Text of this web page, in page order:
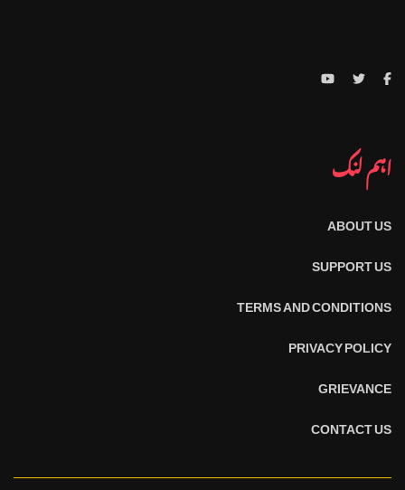
اہم لنک
ABOUT US
SUPPORT US
TERMS AND CONDITIONS
PRIVACY POLICY
GRIEVANCE
CONTACT US